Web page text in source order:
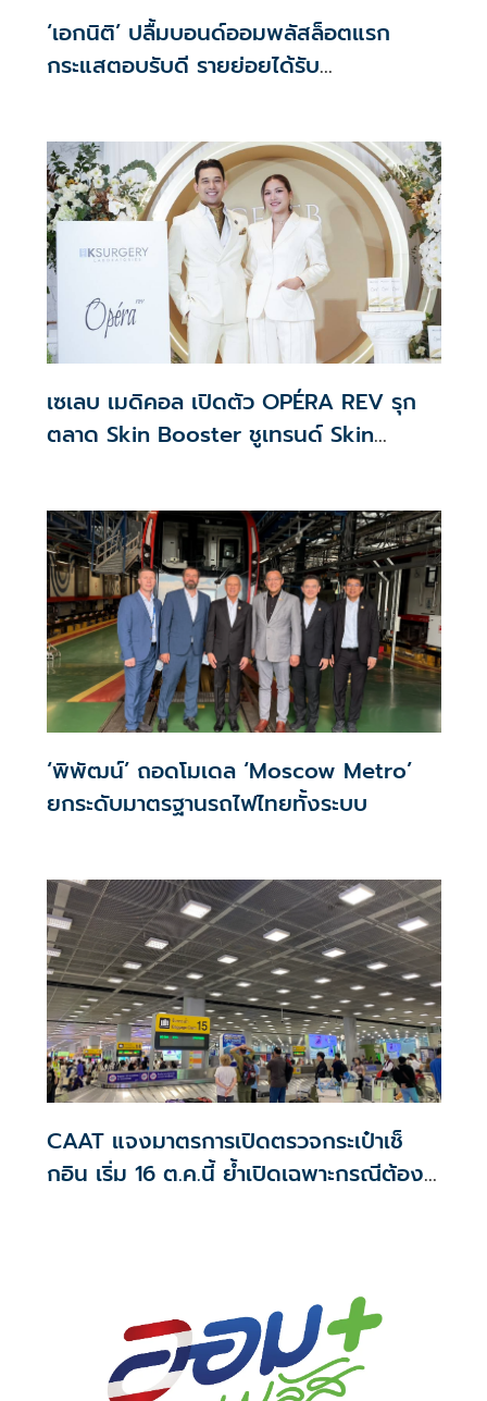
‘เอกนิติ’ ปลื้มบอนด์ออมพลัสล็อตแรก
กระแสตอบรับดี รายย่อยได้รับ
เซเลบ เมดิคอล เปิดตัว OPÉRA REV รุก
ตลาด Skin Booster ชูเทรนด์ Skin
‘พิพัฒน์’ ถอดโมเดล ‘Moscow Metro’
ยกระดับมาตรฐานรถไฟไทยทั้งระบบ
CAAT แจงมาตรการเปิดตรวจกระเป๋าเช็
กอิน เริ่ม 16 ต.ค.นี้ ย้ำเปิดเฉพาะกรณีต้อง